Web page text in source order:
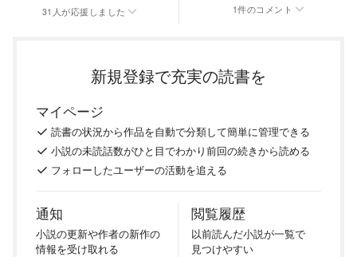
31 人が応援しました 1件のコメント
新規登録で充実の読書を
マイページ
読書の状況から作品を自動で分類して簡単に管理できる
小説の未読話数がひと目でわかり前回の続きから読める
フォローしたユーザーの活動を追える
通知
小説の更新や作者の新作の
情報を受け取れる
閲覧履歴
以前読んだ小説が一覧で
見つけやすい